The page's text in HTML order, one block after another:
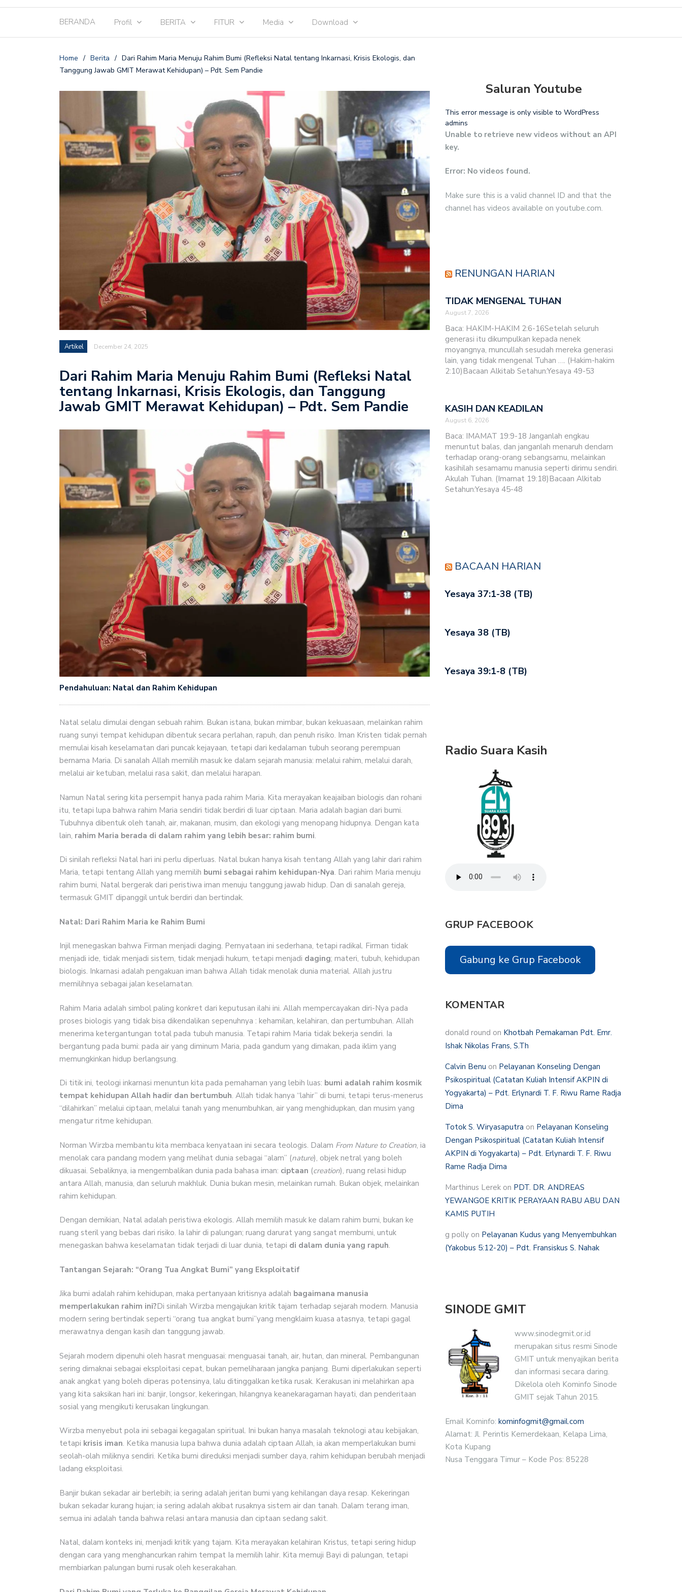
BERANDA Profil BERITA FITUR Media Download
Home / Berita / Dari Rahim Maria Menuju Rahim Bumi (Refleksi Natal tentang Inkarnasi, Krisis Ekologis, dan
Tanggung Jawab GMIT Merawat Kehidupan) – Pdt. Sem Pandie
Artikel December 24, 2025
Dari Rahim Maria Menuju Rahim Bumi (Refleksi Natal
tentang Inkarnasi, Krisis Ekologis, dan Tanggung
Jawab GMIT Merawat Kehidupan) – Pdt. Sem Pandie
Pendahuluan: Natal dan Rahim Kehidupan
Natal selalu dimulai dengan sebuah rahim. Bukan istana, bukan mimbar, bukan kekuasaan, melainkan rahim
ruang sunyi tempat kehidupan dibentuk secara perlahan, rapuh, dan penuh risiko. Iman Kristen tidak pernah
memulai kisah keselamatan dari puncak kejayaan, tetapi dari kedalaman tubuh seorang perempuan
bernama Maria. Di sanalah Allah memilih masuk ke dalam sejarah manusia: melalui rahim, melalui darah,
melalui air ketuban, melalui rasa sakit, dan melalui harapan.
Namun Natal sering kita persempit hanya pada rahim Maria. Kita merayakan keajaiban biologis dan rohani
itu, tetapi lupa bahwa rahim Maria sendiri tidak berdiri di luar ciptaan. Maria adalah bagian dari bumi.
Tubuhnya dibentuk oleh tanah, air, makanan, musim, dan ekologi yang menopang hidupnya. Dengan kata
lain, rahim Maria berada di dalam rahim yang lebih besar: rahim bumi.
Di sinilah refleksi Natal hari ini perlu diperluas. Natal bukan hanya kisah tentang Allah yang lahir dari rahim
Maria, tetapi tentang Allah yang memilih bumi sebagai rahim kehidupan-Nya. Dari rahim Maria menuju
rahim bumi, Natal bergerak dari peristiwa iman menuju tanggung jawab hidup. Dan di sanalah gereja,
termasuk GMIT dipanggil untuk berdiri dan bertindak.
Natal: Dari Rahim Maria ke Rahim Bumi
Injil menegaskan bahwa Firman menjadi daging. Pernyataan ini sederhana, tetapi radikal. Firman tidak
menjadi ide, tidak menjadi sistem, tidak menjadi hukum, tetapi menjadi daging; materi, tubuh, kehidupan
biologis. Inkarnasi adalah pengakuan iman bahwa Allah tidak menolak dunia material. Allah justru
memilihnya sebagai jalan keselamatan.
Rahim Maria adalah simbol paling konkret dari keputusan ilahi ini. Allah mempercayakan diri-Nya pada
proses biologis yang tidak bisa dikendalikan sepenuhnya : kehamilan, kelahiran, dan pertumbuhan. Allah
menerima ketergantungan total pada tubuh manusia. Tetapi rahim Maria tidak bekerja sendiri. Ia
bergantung pada bumi: pada air yang diminum Maria, pada gandum yang dimakan, pada iklim yang
memungkinkan hidup berlangsung.
Di titik ini, teologi inkarnasi menuntun kita pada pemahaman yang lebih luas: bumi adalah rahim kosmik
tempat kehidupan Allah hadir dan bertumbuh. Allah tidak hanya “lahir” di bumi, tetapi terus-menerus
“dilahirkan” melalui ciptaan, melalui tanah yang menumbuhkan, air yang menghidupkan, dan musim yang
mengatur ritme kehidupan.
Norman Wirzba membantu kita membaca kenyataan ini secara teologis. Dalam From Nature to Creation, ia
menolak cara pandang modern yang melihat dunia sebagai “alam” (nature), objek netral yang boleh
dikuasai. Sebaliknya, ia mengembalikan dunia pada bahasa iman: ciptaan (creation), ruang relasi hidup
antara Allah, manusia, dan seluruh makhluk. Dunia bukan mesin, melainkan rumah. Bukan objek, melainkan
rahim kehidupan.
Dengan demikian, Natal adalah peristiwa ekologis. Allah memilih masuk ke dalam rahim bumi, bukan ke
ruang steril yang bebas dari risiko. Ia lahir di palungan; ruang darurat yang sangat membumi, untuk
menegaskan bahwa keselamatan tidak terjadi di luar dunia, tetapi di dalam dunia yang rapuh.
Tantangan Sejarah: “Orang Tua Angkat Bumi” yang Eksploitatif
Jika bumi adalah rahim kehidupan, maka pertanyaan kritisnya adalah bagaimana manusia
memperlakukan rahim ini?Di sinilah Wirzba mengajukan kritik tajam terhadap sejarah modern. Manusia
modern sering bertindak seperti “orang tua angkat bumi”yang mengklaim kuasa atasnya, tetapi gagal
merawatnya dengan kasih dan tanggung jawab.
Sejarah modern dipenuhi oleh hasrat menguasai: menguasai tanah, air, hutan, dan mineral. Pembangunan
sering dimaknai sebagai eksploitasi cepat, bukan pemeliharaan jangka panjang. Bumi diperlakukan seperti
anak angkat yang boleh diperas potensinya, lalu ditinggalkan ketika rusak. Kerakusan ini melahirkan apa
yang kita saksikan hari ini: banjir, longsor, kekeringan, hilangnya keanekaragaman hayati, dan penderitaan
sosial yang mengikuti kerusakan lingkungan.
Wirzba menyebut pola ini sebagai kegagalan spiritual. Ini bukan hanya masalah teknologi atau kebijakan,
tetapi krisis iman. Ketika manusia lupa bahwa dunia adalah ciptaan Allah, ia akan memperlakukan bumi
seolah-olah miliknya sendiri. Ketika bumi direduksi menjadi sumber daya, rahim kehidupan berubah menjadi
ladang eksploitasi.
Banjir bukan sekadar air berlebih; ia sering adalah jeritan bumi yang kehilangan daya resap. Kekeringan
bukan sekadar kurang hujan; ia sering adalah akibat rusaknya sistem air dan tanah. Dalam terang iman,
semua ini adalah tanda bahwa relasi antara manusia dan ciptaan sedang sakit.
Natal, dalam konteks ini, menjadi kritik yang tajam. Kita merayakan kelahiran Kristus, tetapi sering hidup
dengan cara yang menghancurkan rahim tempat Ia memilih lahir. Kita memuji Bayi di palungan, tetapi
membiarkan palungan bumi rusak oleh keserakahan.
Saluran Youtube
This error message is only visible to WordPress
admins
Unable to retrieve new videos without an API
key.
Error: No videos found.
Make sure this is a valid channel ID and that the
channel has videos available on youtube.com.
RENUNGAN HARIAN
TIDAK MENGENAL TUHAN
August 7, 2026
Baca: HAKIM-HAKIM 2:6-16Setelah seluruh
generasi itu dikumpulkan kepada nenek
moyangnya, muncullah sesudah mereka generasi
lain, yang tidak mengenal Tuhan …. (Hakim-hakim
2:10)Bacaan Alkitab Setahun:Yesaya 49-53
KASIH DAN KEADILAN
August 6, 2026
Baca: IMAMAT 19:9-18 Janganlah engkau
menuntut balas, dan janganlah menaruh dendam
terhadap orang-orang sebangsamu, melainkan
kasihilah sesamamu manusia seperti dirimu sendiri.
Akulah Tuhan. (Imamat 19:18)Bacaan Alkitab
Setahun:Yesaya 45-48
BACAAN HARIAN
Yesaya 37:1-38 (TB)
Yesaya 38 (TB)
Yesaya 39:1-8 (TB)
Radio Suara Kasih
GRUP FACEBOOK
Gabung ke Grup Facebook
KOMENTAR
donald round on Khotbah Pemakaman Pdt. Emr.
Ishak Nikolas Frans, S.Th
Calvin Benu on Pelayanan Konseling Dengan
Psikospiritual (Catatan Kuliah Intensif AKPIN di
Yogyakarta) – Pdt. Erlynardi T. F. Riwu Rame Radja
Dima
Totok S. Wiryasaputra on Pelayanan Konseling
Dengan Psikospiritual (Catatan Kuliah Intensif
AKPIN di Yogyakarta) – Pdt. Erlynardi T. F. Riwu
Rame Radja Dima
Marthinus Lerek on PDT. DR. ANDREAS
YEWANGOE KRITIK PERAYAAN RABU ABU DAN
KAMIS PUTIH
g polly on Pelayanan Kudus yang Menyembuhkan
(Yakobus 5:12-20) – Pdt. Fransiskus S. Nahak
SINODE GMIT
www.sinodegmit.or.id
merupakan situs resmi Sinode
GMIT untuk menyajikan berita
dan informasi secara daring.
Dikelola oleh Kominfo Sinode
GMIT sejak Tahun 2015.
Email Kominfo: kominfogmit@gmail.com
Alamat: Jl. Perintis Kemerdekaan, Kelapa Lima,
Kota Kupang
Nusa Tenggara Timur – Kode Pos: 85228